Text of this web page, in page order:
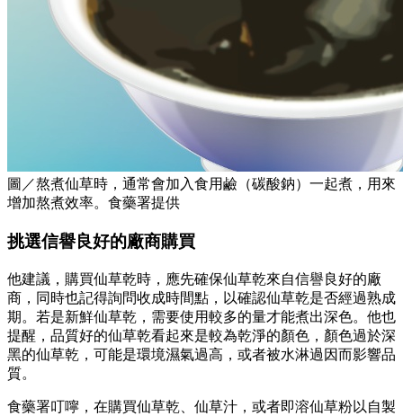
圖／熬煮仙草時，通常會加入食用鹼（碳酸鈉）一起煮，用來
增加熬煮效率。食藥署提供
挑選信譽良好的廠商購買
他建議，購買仙草乾時，應先確保仙草乾來自信譽良好的廠
商，同時也記得詢問收成時間點，以確認仙草乾是否經過熟成
期。若是新鮮仙草乾，需要使用較多的量才能煮出深色。他也
提醒，品質好的仙草乾看起來是較為乾淨的顏色，顏色過於深
黑的仙草乾，可能是環境濕氣過高，或者被水淋過因而影響品
質。
食藥署叮嚀，在購買仙草乾、仙草汁，或者即溶仙草粉以自製